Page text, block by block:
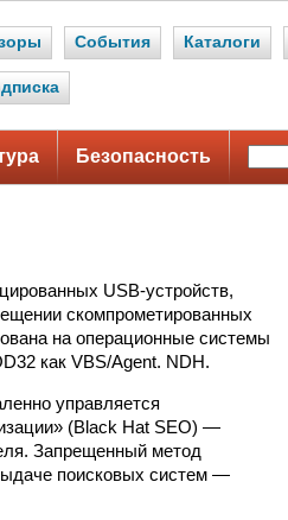
События Каталоги
Безопасность
USB-устройств,
скомпрометированных
на операционные системы
как VBS/Agent. NDH.
управляется
(Black Hat SEO) —
Запрещенный метод
поисковых систем —